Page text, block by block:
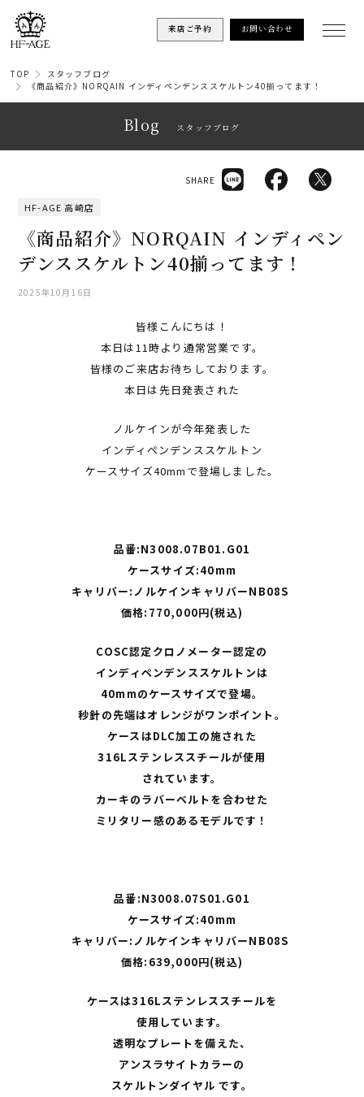
来店ご予約 お問い合わせ
TOP
スタッフブログ
《商品紹介》NORQAIN インディペンデンススケルトン40揃ってます！
Blog スタッフブログ
HF-AGE 高崎店
《商品紹介》NORQAIN インディペン
デンススケルトン40揃ってます！
2025年10月16日
SHARE
皆様こんにちは！
本日は11時より通常営業です。
皆様のご来店お待ちしております。
本日は先日発表された
ノルケインが今年発表した
インディペンデンススケルトン
ケースサイズ40mmで登場しました。
品番:N3008.07B01.G01
ケースサイズ:40mm
キャリバー:ノルケインキャリバーNB08S
価格:770,000円(税込)
COSC認定クロノメーター認定の
インディペンデンススケルトンは
40mmのケースサイズで登場。
秒針の先端はオレンジがワンポイント。
ケースはDLC加工の施された
316Lステンレススチールが使用
されています。
カーキのラバーベルトを合わせた
ミリタリー感のあるモデルです！
品番:N3008.07S01.G01
ケースサイズ:40mm
キャリバー:ノルケインキャリバーNB08S
価格:639,000円(税込)
ケースは316Lステンレススチールを
使用しています。
透明なプレートを備えた、
アンスラサイトカラーの
スケルトンダイヤル です。